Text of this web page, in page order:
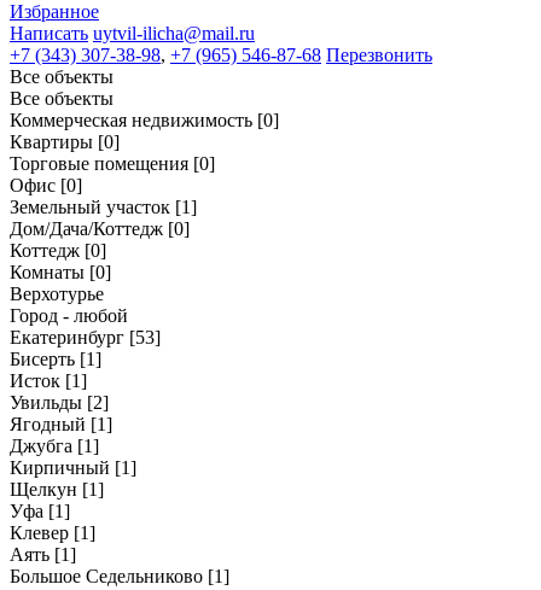
Избранное
Написать uytvil-ilicha@mail.ru
+7 (343) 307-38-98, +7 (965) 546-87-68 Перезвонить
Все объекты
Все объекты
Коммерческая недвижимость [0]
Квартиры [0]
Торговые помещения [0]
Офис [0]
Земельный участок [1]
Дом/Дача/Коттедж [0]
Коттедж [0]
Комнаты [0]
Верхотурье
Город - любой
Екатеринбург [53]
Бисерть [1]
Исток [1]
Увильды [2]
Ягодный [1]
Джубга [1]
Кирпичный [1]
Щелкун [1]
Уфа [1]
Клевер [1]
Аять [1]
Большое Седельниково [1]